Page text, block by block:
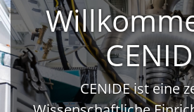
CENIDE ist eine